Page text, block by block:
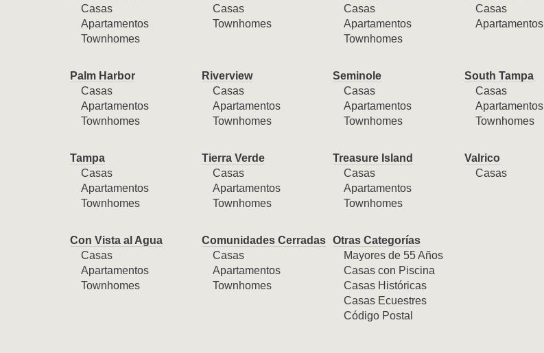
Casas
Apartamentos
Townhomes
Casas
Townhomes
Casas
Apartamentos
Townhomes
Casas
Apartamentos
Palm Harbor
Casas
Apartamentos
Townhomes
Riverview
Casas
Apartamentos
Townhomes
Seminole
Casas
Apartamentos
Townhomes
South Tampa
Casas
Apartamentos
Townhomes
Tampa
Casas
Apartamentos
Townhomes
Tierra Verde
Casas
Apartamentos
Townhomes
Treasure Island
Casas
Apartamentos
Townhomes
Valrico
Casas
Con Vista al Agua
Casas
Apartamentos
Townhomes
Comunidades Cerradas
Casas
Apartamentos
Townhomes
Otras Categorías
Mayores de 55 Años
Casas con Piscina
Casas Históricas
Casas Ecuestres
Código Postal